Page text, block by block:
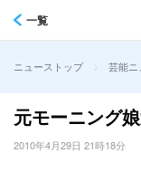
一覧
ニューストップ > 芸能ニ
元モーニング
2010年4月29日 21時18分